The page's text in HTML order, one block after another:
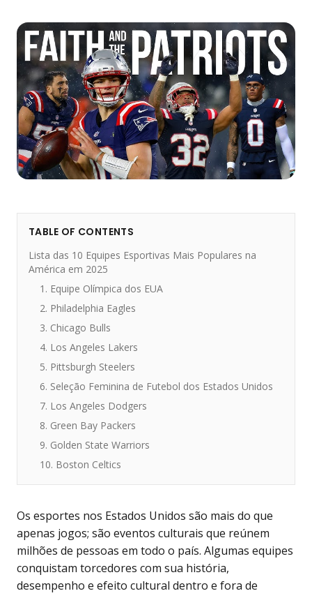
TABLE OF CONTENTS
Lista das 10 Equipes Esportivas Mais Populares na
América em 2025
1. Equipe Olímpica dos EUA
2. Philadelphia Eagles
3. Chicago Bulls
4. Los Angeles Lakers
5. Pittsburgh Steelers
6. Seleção Feminina de Futebol dos Estados Unidos
7. Los Angeles Dodgers
8. Green Bay Packers
9. Golden State Warriors
10. Boston Celtics
Os esportes nos Estados Unidos são mais do que
apenas jogos; são eventos culturais que reúnem
milhões de pessoas em todo o país. Algumas equipes
conquistam torcedores com sua história,
desempenho e efeito cultural dentro e fora de